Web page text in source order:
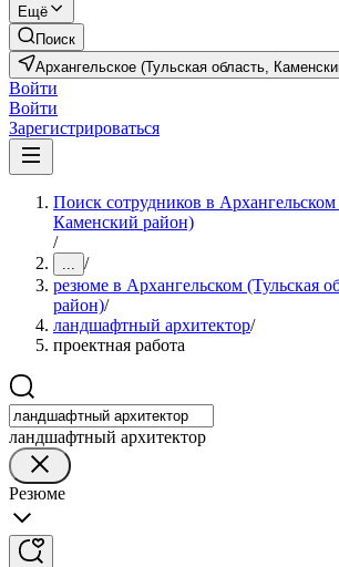
Ещё
Поиск
Архангельское (Тульская область,
Войти
Войти
Зарегистрироваться
Поиск сотрудников в Архангельском
Каменский район)
/
... /
резюме в Архангельском (Тульская
район)/
ландшафтный архитектор/
проектная работа
ландшафтный архитектор
Резюме